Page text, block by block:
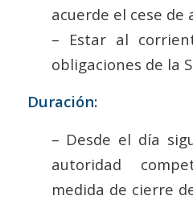
acuerde el cese de
– Estar al
obligaciones de la
Duración:
– Desde el día
autoridad
medida de cierre